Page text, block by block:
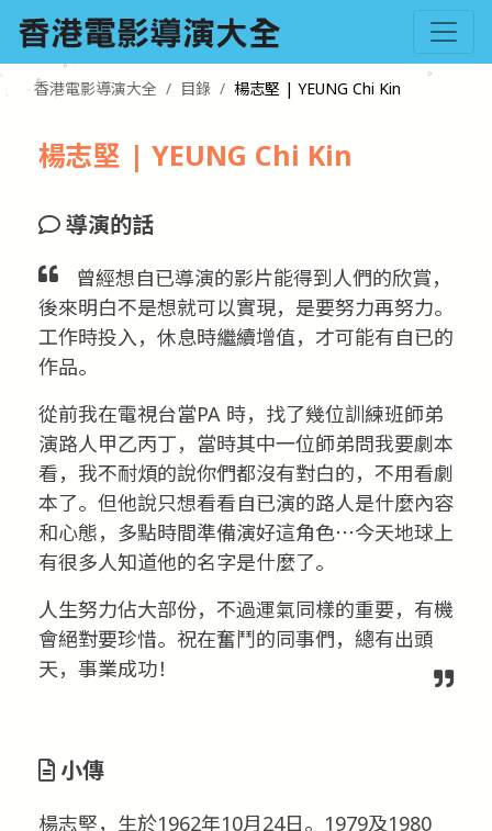
香港電影導演大全 目錄 楊志堅 | YEUNG Chi Kin
楊志堅 | YEUNG Chi Kin
導演的話
曾經想自已導演的影片能得到人們的欣賞，
後來明白不是想就可以實現，是要努力再努力。
工作時投入，休息時繼續增值，才可能有自已的
作品。
從前我在電視台當PA 時，找了幾位訓練班師弟
演路人甲乙丙丁，當時其中一位師弟問我要劇本
看，我不耐煩的說你們都沒有對白的，不用看劇
本了。但他說只想看看自已演的路人是什麼內容
和心態，多點時間準備演好這角色⋯今天地球上
有很多人知道他的名字是什麼了。
人生努力佔大部份，不過運氣同樣的重要，有機
會絕對要珍惜。祝在奮鬥的同事們，總有出頭
天，事業成功！
小傳
楊志堅，生於1962年10月24日。1979及1980